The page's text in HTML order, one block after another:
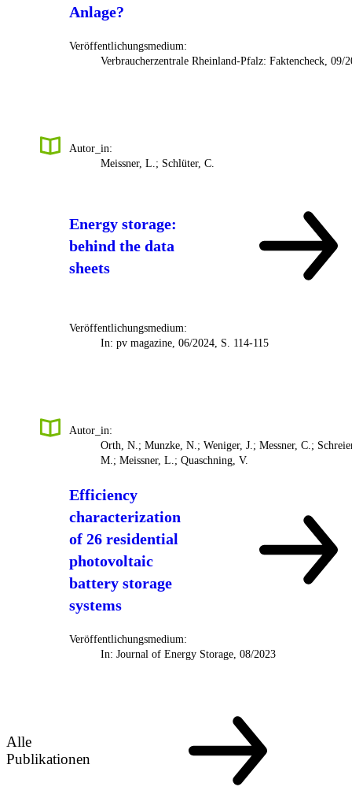
Anlage?
Veröffentlichungsmedium:
Verbraucherzentrale Rheinland-Pfalz: Faktencheck, 09/
Autor_in:
Meissner, L.; Schlüter, C.
Energy storage:
behind the data
sheets
Veröffentlichungsmedium:
In: pv magazine, 06/2024, S. 114-115
Autor_in:
Orth, N.; Munzke, N.; Weniger, J.; Messner, C.;
M.; Meissner, L.; Quaschning, V.
Efficiency
characterization
of 26 residential
photovoltaic
battery storage
systems
Veröffentlichungsmedium:
In: Journal of Energy Storage, 08/2023
Alle
Publikationen